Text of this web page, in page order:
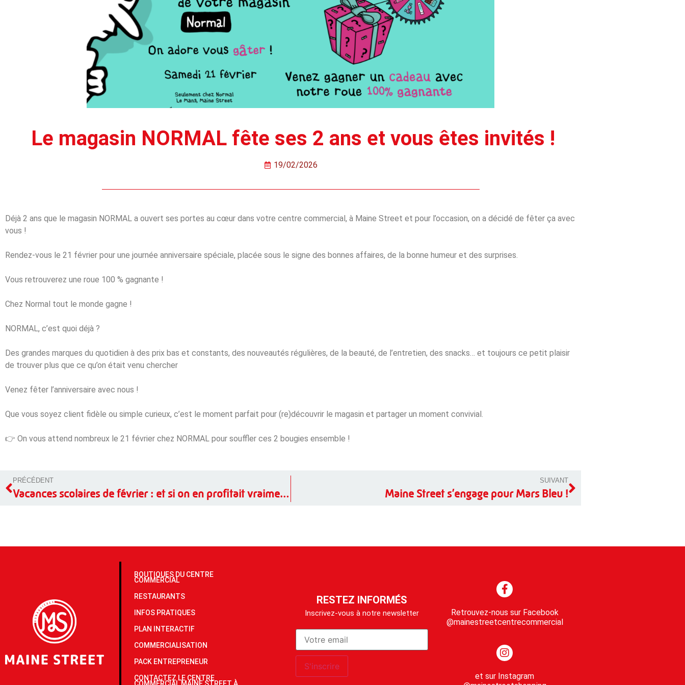
Le magasin NORMAL fête ses 2 ans et vous êtes invités !
19/02/2026
Déjà 2 ans que le magasin NORMAL a ouvert ses portes au cœur dans votre centre commercial, à Maine Street et pour l’occasion, on a décidé de fêter ça avec
vous !
Rendez-vous le 21 février pour une journée anniversaire spéciale, placée sous le signe des bonnes affaires, de la bonne humeur et des surprises.
Vous retrouverez une roue 100 % gagnante !
Chez Normal tout le monde gagne !
NORMAL, c’est quoi déjà ?
Des grandes marques du quotidien à des prix bas et constants, des nouveautés régulières, de la beauté, de l’entretien, des snacks… et toujours ce petit plaisir
de trouver plus que ce qu’on était venu chercher
Venez fêter l’anniversaire avec nous !
Que vous soyez client fidèle ou simple curieux, c’est le moment parfait pour (re)découvrir le magasin et partager un moment convivial.
👉 On vous attend nombreux le 21 février chez NORMAL pour souffler ces 2 bougies ensemble !
PRÉCÉDENT
Vacances scolaires de février : et si on en profitait vraiment ?
SUIVANT
Maine Street s’engage pour Mars Bleu !
BOUTIQUES DU CENTRE
COMMERCIAL
RESTAURANTS
INFOS PRATIQUES
PLAN INTERACTIF
COMMERCIALISATION
PACK ENTREPRENEUR
CONTACTEZ LE CENTRE
COMMERCIAL MAINE STREET À
RESTEZ INFORMÉS
Inscrivez-vous à notre newsletter
Retrouvez-nous sur Facebook
@mainestreetcentrecommercial
et sur Instagram